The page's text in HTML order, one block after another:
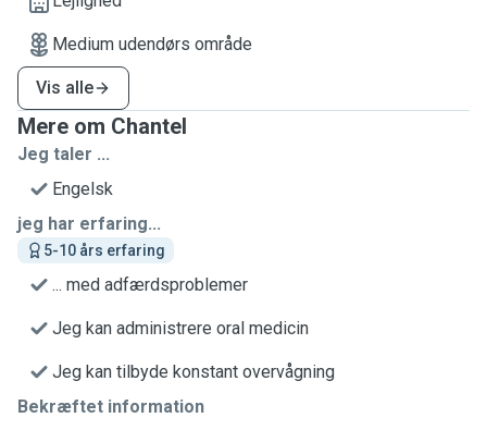
Medium udendørs område
Vis alle
Mere om Chantel
Jeg taler ...
Engelsk
jeg har erfaring...
5-10 års erfaring
... med adfærdsproblemer
Jeg kan administrere oral medicin
Jeg kan tilbyde konstant overvågning
Bekræftet information